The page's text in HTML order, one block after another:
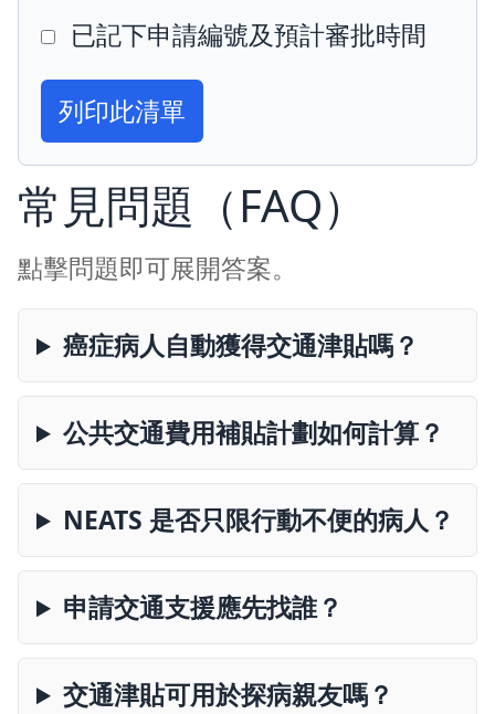
已記下申請編號及預計審批時間
列印此清單
常見問題（FAQ）
點擊問題即可展開答案。
癌症病人自動獲得交通津貼嗎？
公共交通費用補貼計劃如何計算？
NEATS 是否只限行動不便的病人？
申請交通支援應先找誰？
交通津貼可用於探病親友嗎？